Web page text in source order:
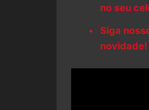
no seu
Siga
novidade!